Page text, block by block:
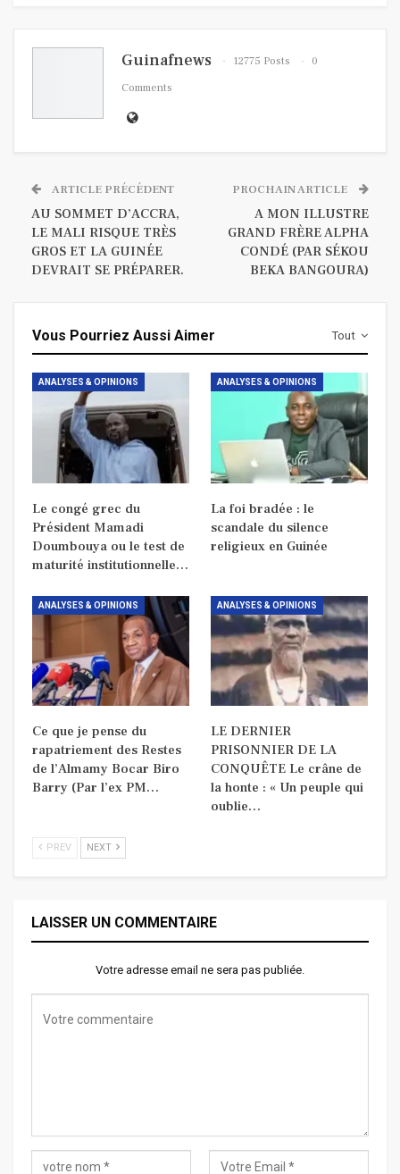
Guinafnews 12775 Posts
0
Comments
ARTICLE PRÉCÉDENT
AU SOMMET D’ACCRA,
LE MALI RISQUE TRÈS
GROS ET LA GUINÉE
DEVRAIT SE PRÉPARER.
PROCHAIN ARTICLE
A MON ILLUSTRE
GRAND FRÈRE ALPHA
CONDÉ (PAR SÉKOU
BEKA BANGOURA)
Tout
Vous Pourriez Aussi Aimer
ANALYSES & OPINIONS
Le congé grec du
Président Mamadi
Doumbouya ou le test de
maturité institutionnelle…
ANALYSES & OPINIONS
La foi bradée : le
scandale du silence
religieux en Guinée
ANALYSES & OPINIONS
Ce que je pense du
rapatriement des Restes
de l’Almamy Bocar Biro
Barry (Par l’ex PM…
ANALYSES & OPINIONS
LE DERNIER
PRISONNIER DE LA
CONQUÊTE Le crâne de
la honte : « Un peuple qui
oublie…
PREV NEXT
LAISSER UN COMMENTAIRE
Votre adresse email ne sera pas publiée.